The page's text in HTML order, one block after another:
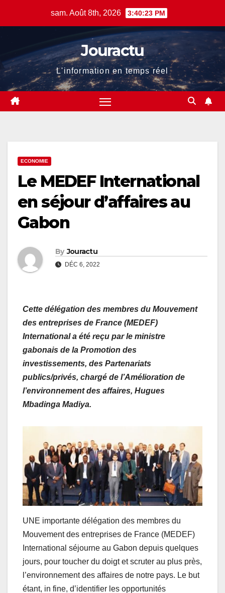
sam. Août 8th, 2026 3:40:23 PM
Jouractu
L'information en temps réel
ECONOMIE
Le MEDEF International
en séjour d’affaires au
Gabon
By Jouractu
DÉC 6, 2022
Cette délégation des membres du Mouvement
des entreprises de France (MEDEF)
International a été reçu par le ministre
gabonais de la Promotion des
investissements, des Partenariats
publics/privés, chargé de l’Amélioration de
l’environnement des affaires, Hugues
Mbadinga Madiya.
UNE importante délégation des membres du
Mouvement des entreprises de France (MEDEF)
International séjourne au Gabon depuis quelques
jours, pour toucher du doigt et scruter au plus près,
l’environnement des affaires de notre pays. Le but
étant, in fine, d’identifier les opportunités